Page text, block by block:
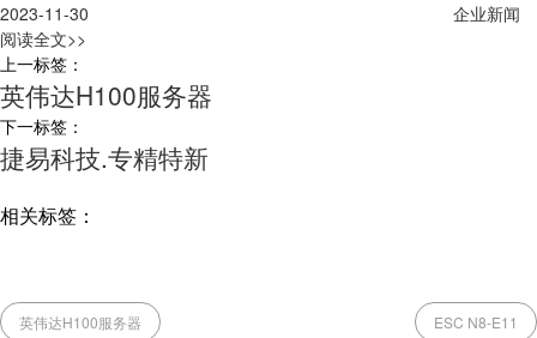
2023-11-30
企业新闻
阅读全文>>
上一标签：
英伟达H100服务器
下一标签：
捷易科技.专精特新
相关标签：
英伟达H100服务器 ESC N8-E11